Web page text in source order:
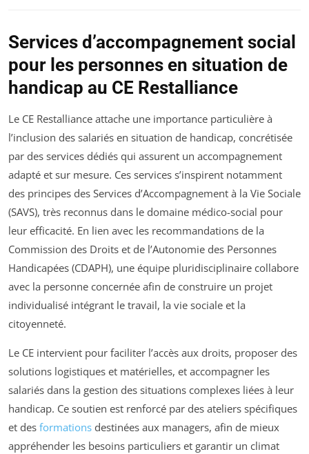
Services d’accompagnement social
pour les personnes en situation de
handicap au CE Restalliance
Le CE Restalliance attache une importance particulière à
l’inclusion des salariés en situation de handicap, concrétisée
par des services dédiés qui assurent un accompagnement
adapté et sur mesure. Ces services s’inspirent notamment
des principes des Services d’Accompagnement à la Vie Sociale
(SAVS), très reconnus dans le domaine médico-social pour
leur efficacité. En lien avec les recommandations de la
Commission des Droits et de l’Autonomie des Personnes
Handicapées (CDAPH), une équipe pluridisciplinaire collabore
avec la personne concernée afin de construire un projet
individualisé intégrant le travail, la vie sociale et la
citoyenneté.
Le CE intervient pour faciliter l’accès aux droits, proposer des
solutions logistiques et matérielles, et accompagner les
salariés dans la gestion des situations complexes liées à leur
handicap. Ce soutien est renforcé par des ateliers spécifiques
et des formations destinées aux managers, afin de mieux
appréhender les besoins particuliers et garantir un climat